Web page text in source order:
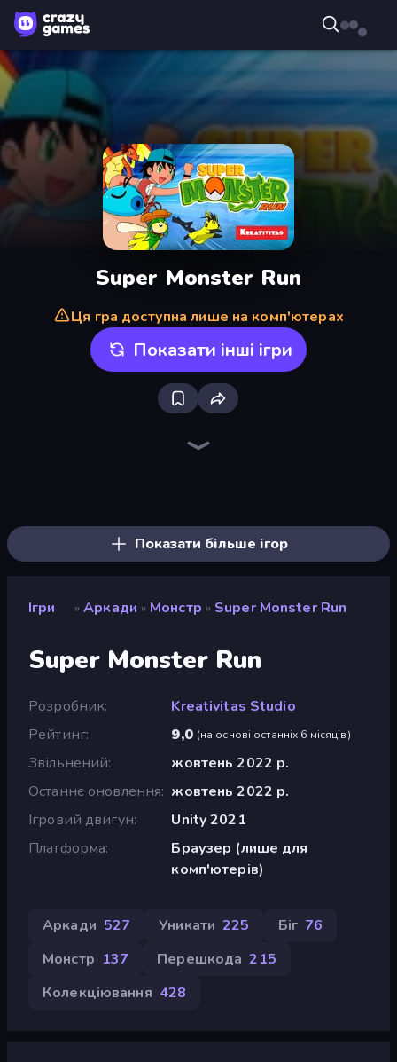
Super Monster Run
Ця гра доступна лише на комп'ютерах
Показати інші ігри
Показати більше ігор
Ігри » Аркади » Монстр » Super Monster Run
Super Monster Run
Розробник
Kreativitas Studio
Рейтинг
9,0 (на основі останніх 6 місяців)
Звільнений
жовтень 2022 р.
Останнє оновлення жовтень 2022 р.
Ігровий двигун
Unity 2021
Платформа
Браузер (лише для
комп'ютерів)
Аркади 527 Уникати 225 Біг 76
Монстр 137 Перешкода 215
Колекціювання 428